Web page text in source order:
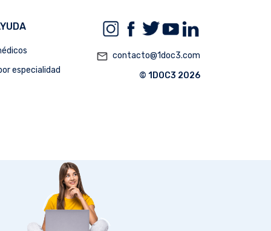
especialidad
mail_outline contacto@1doc3.com
© 1DOC3 2026